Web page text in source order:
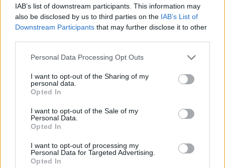
IAB’s list of downstream participants. This information may
also be disclosed by us to third parties on the IAB’s List of
Downstream Participants that may further disclose it to other
Personal Data Processing Opt Outs
I want to opt-out of the Sharing of my
personal data.
Opted In
I want to opt-out of the Sale of my
Personal Data.
Opted In
I want to opt-out of processing my
Personal Data for Targeted Advertising.
Opted In